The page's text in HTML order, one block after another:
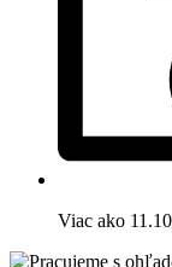
Viac ako